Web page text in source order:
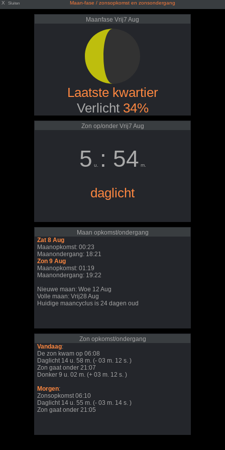
X Sluiten Maan-fase / zonsopkomst en zonsondergang
Maanfase Vrij7 Aug
Laatste kwartier
Verlicht 34%
Zon op/onder Vrij7 Aug
5 u. : 54 m.
daglicht
Maan opkomst/ondergang
Zat 8 Aug
Maanopkomst: 00:23
Maanondergang: 18:21
Zon 9 Aug
Maanopkomst: 01:19
Maanondergang: 19:22
Nieuwe maan: Woe 12 Aug
Volle maan: Vrij28 Aug
Huidige maancyclus is 24 dagen oud
Zon opkomst/ondergang
Vandaag:
De zon kwam op 06:08
Daglicht 14 u. 58 m. (- 03 m. 12 s. )
Zon gaat onder 21:07
Donker 9 u. 02 m. (+ 03 m. 12 s. )
Morgen:
Zonsopkomst 06:10
Daglicht 14 u. 55 m. (- 03 m. 14 s. )
Zon gaat onder 21:05